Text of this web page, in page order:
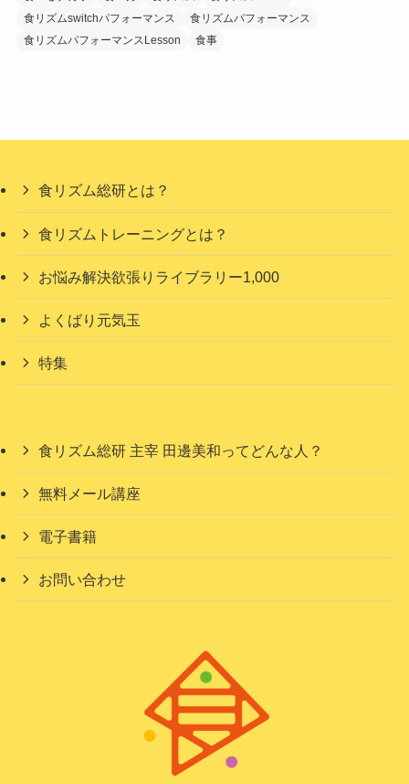
食リズムswitchパフォーマンス
食リズムパフォーマンス
食リズムパフォーマンスLesson
食事
食リズム総研とは？
食リズムトレーニングとは？
お悩み解決欲張りライブラリー1,000
よくばり元気玉
特集
食リズム総研 主宰 田邊美和ってどんな人？
無料メール講座
電子書籍
お問い合わせ